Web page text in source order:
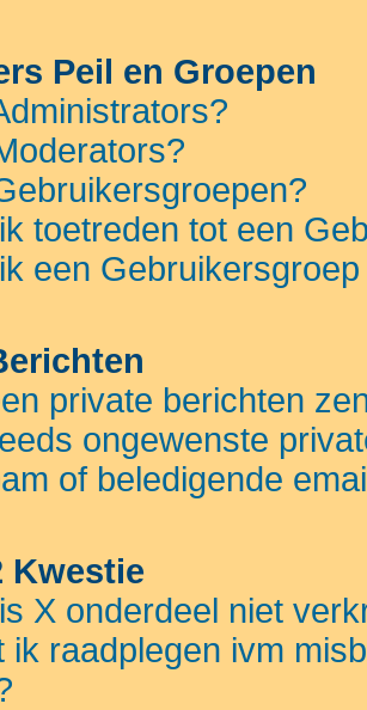
Peil en Groepen
toetreden tot een
een
private berichten
ongewenste
of beledigende
Kwestie
X onderdeel niet
ik raadplegen ivm